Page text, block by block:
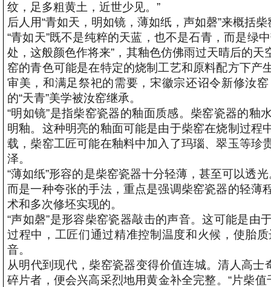
纹，足多粗黄土，近世少见。”
后人用“青如天，明如镜，薄如纸，声如磬”来概括
“青如天”既不是纯粹的天蓝，也不是石青，而是绿
处，这般颜色作将来”，其釉色仿佛雨过天晴后的
窑的青色可能是在特定的烧制工艺和原料配方下产
审美，和满足祭祀的需要，宋徽宗还诏令新修汝
的“天青”美学被汝窑继承。
“明如镜”是指柴窑瓷器的釉面质感。柴窑瓷器的
明釉。这种明亮的釉面可能是由于柴窑在烧制过程
载，柴窑工匠可能在釉料中加入了玛瑙、翠玉等珍
泽。
“薄如纸”形容的是柴窑瓷器十分轻薄，甚至可以透
而是一种夸张的手法，重点是强调柴窑瓷器的轻薄
术和多次修坯实现的。
“声如磬”是形容柴窑瓷器敲击的声音。这可能是
过程中，工匠们通过精准控制温度和火候，使胎
音。
从明代到现代，柴窑瓷器变得价值连城。清人高士
碎片者，便会兴高采烈地用黄金补全完整。“片柴